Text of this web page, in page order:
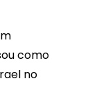
como
no